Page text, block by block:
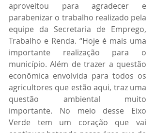
aproveitou para agradecer e
parabenizar o trabalho realizado pela
equipe da Secretaria de Emprego,
Trabalho e Renda. “Hoje é mais uma
importante realização para o
município. Além de trazer a questão
econômica envolvida para todos os
agricultores que estão aqui, traz uma
questão ambiental muito
importante. No meio desse Eixo
Verde tem um coração que vai